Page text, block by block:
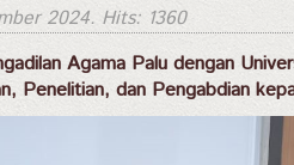
2024. Hits: 1360
Agama Palu dengan
Penelitian, dan Pengabdian